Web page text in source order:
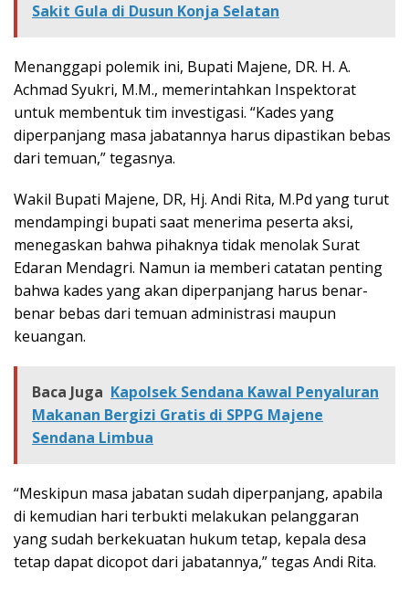
Sakit Gula di Dusun Konja Selatan
Menanggapi polemik ini, Bupati Majene, DR. H. A.
Achmad Syukri, M.M., memerintahkan Inspektorat
untuk membentuk tim investigasi. “Kades yang
diperpanjang masa jabatannya harus dipastikan bebas
dari temuan,” tegasnya.
Wakil Bupati Majene, DR, Hj. Andi Rita, M.Pd yang turut
mendampingi bupati saat menerima peserta aksi,
menegaskan bahwa pihaknya tidak menolak Surat
Edaran Mendagri. Namun ia memberi catatan penting
bahwa kades yang akan diperpanjang harus benar-
benar bebas dari temuan administrasi maupun
keuangan.
Baca Juga Kapolsek Sendana Kawal Penyaluran
Makanan Bergizi Gratis di SPPG Majene
Sendana Limbua
“Meskipun masa jabatan sudah diperpanjang, apabila
di kemudian hari terbukti melakukan pelanggaran
yang sudah berkekuatan hukum tetap, kepala desa
tetap dapat dicopot dari jabatannya,” tegas Andi Rita.